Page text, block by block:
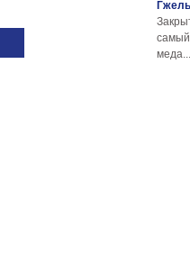
Гжель
меда...